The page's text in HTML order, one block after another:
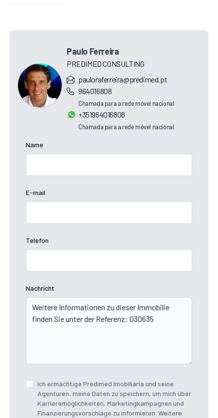
Paulo Ferreira
PREDIMED CONSULTING
pauloraferreira@predimed.pt
964016808
Chamada para a rede móvel nacional
+351964016808
Chamada para a rede móvel nacional
Name
E-mail
Telefon
Nachricht
Ich ermächtige Predimed Imobiliária und seine
Agenturen, meine Daten zu speichern, um mich über
Karrieremöglichkeiten, Marketingkampagnen und
Finanzierungsvorschläge zu informieren. Weitere